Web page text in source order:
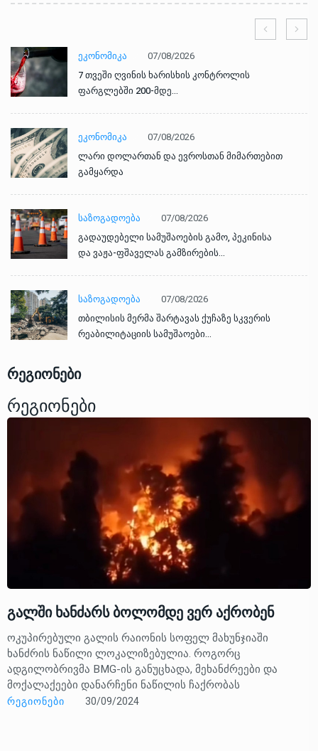
ᲔᲙᲝᲜᲝᲛᲘᲙᲐ
07/08/2026
7 თვეში ღვინის ხარისხის კონტროლის
ფარგლებში 200-მდე…
ᲔᲙᲝᲜᲝᲛᲘᲙᲐ
07/08/2026
ლარი დოლართან და ევროსთან მიმართებით
გამყარდა
ᲡᲐᲖᲝᲒᲐᲓᲝᲔᲑᲐ
07/08/2026
გადაუდებელი სამუშაოების გამო, პეკინისა
და ვაჟა-ფშაველას გამზირების…
ᲡᲐᲖᲝᲒᲐᲓᲝᲔᲑᲐ
07/08/2026
თბილისის მერმა შარტავას ქუჩაზე სკვერის
რეაბილიტაციის სამუშაოები…
რეგიონები
Რეგიონები
გალში ხანძარს ბოლომდე ვერ აქრობენ
ოკუპირებული გალის რაიონის სოფელ მახუნჯიაში
ხანძრის ნაწილი ლოკალიზებულია. როგორც
ადგილობრივმა BMG-ის განუცხადა, მეხანძრეები და
მოქალაქეები დანარჩენი ნაწილის ჩაქრობას
ᲠᲔᲒᲘᲝᲜᲔᲑᲘ 30/09/2024